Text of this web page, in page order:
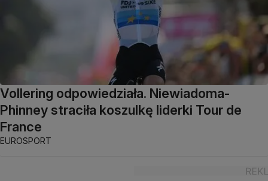
Vollering odpowiedziała. Niewiadoma-
Phinney straciła koszulkę liderki Tour de
France
EUROSPORT